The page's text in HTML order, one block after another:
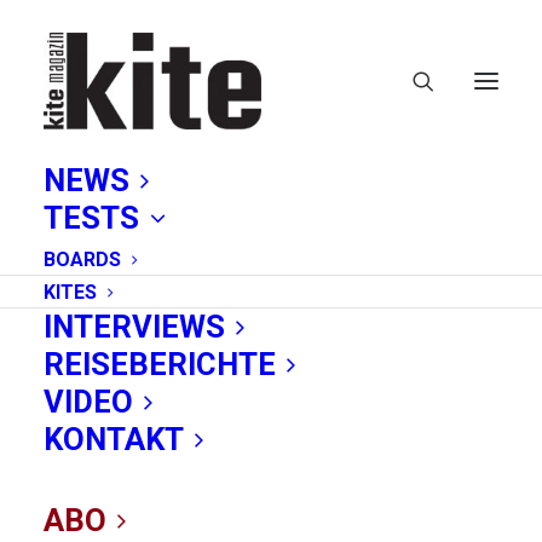
NEWS
TESTS
BOARDS
KITES
INTERVIEWS
REISEBERICHTE
VIDEO
KONTAKT
ABO
California Kitesurf